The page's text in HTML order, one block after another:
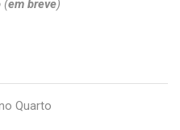
(em breve)
Quarto